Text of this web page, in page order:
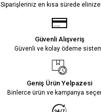
Siparişleriniz en kısa sürede elinize
Güvenli Alışveriş
Güvenli ve kolay ödeme
Geniş Ürün Yelpazesi
Binlerce ürün ve kampanya